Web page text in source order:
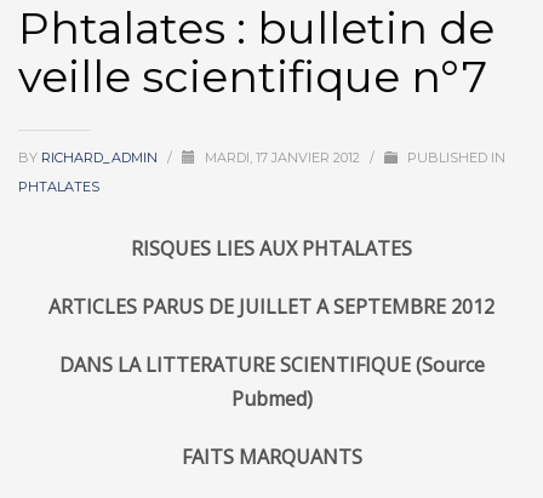
Phtalates : bulletin de
veille scientifique n°7
BY RICHARD_ADMIN / MARDI, 17 JANVIER 2012 /
PUBLISHED IN
PHTALATES
RISQUES LIES AUX PHTALATES
ARTICLES PARUS DE JUILLET A SEPTEMBRE 2012
DANS LA LITTERATURE SCIENTIFIQUE (Source
Pubmed)
FAITS MARQUANTS